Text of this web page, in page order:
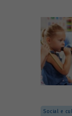
desafios
de
Social e